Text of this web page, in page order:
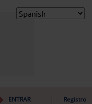
ENTRAR | Registro